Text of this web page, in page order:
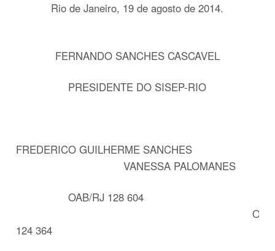
Rio de Janeiro, 19 de agosto de 2014.
FERNANDO SANCHES CASCAVEL
PRESIDENTE DO SISEP-RIO
FREDERICO GUILHERME SANCHES
VANESSA PALOMANES
OAB/RJ 128 604
OAB/
124 364